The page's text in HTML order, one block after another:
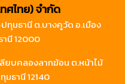
ศไทย) จำกัด
มธานี ต.บางคูวัด อ.เมือง
นี 12000
ยบคลองลากฆ้อน ต.หน้าไม้
มธานี 12140